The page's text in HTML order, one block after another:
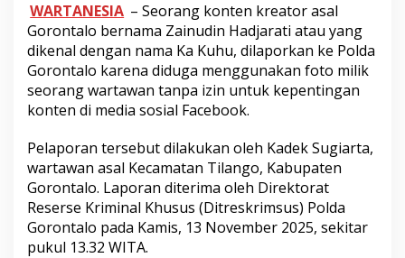
WARTANESIA – Seorang konten kreator asal
Gorontalo bernama Zainudin Hadjarati atau yang
dikenal dengan nama Ka Kuhu, dilaporkan ke Polda
Gorontalo karena diduga menggunakan foto milik
seorang wartawan tanpa izin untuk kepentingan
konten di media sosial Facebook.
Pelaporan tersebut dilakukan oleh Kadek Sugiarta,
wartawan asal Kecamatan Tilango, Kabupaten
Gorontalo. Laporan diterima oleh Direktorat
Reserse Kriminal Khusus (Ditreskrimsus) Polda
Gorontalo pada Kamis, 13 November 2025, sekitar
pukul 13.32 WITA.